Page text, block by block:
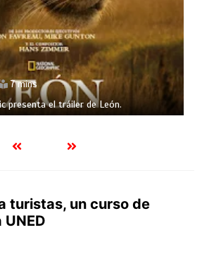
7 mins
presenta el tráiler de León.
turistas, un curso de